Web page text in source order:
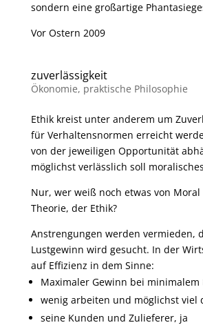
sondern eine großartige
Vor Ostern 2009
zuverlässigkeit
Ökonomie, praktische Philosophie
Ethik kreist unter anderem um
für Verhaltensnormen erreicht
von der jeweiligen Opportunität
möglichst verlässlich soll
Nur, wer weiß noch etwas von
Theorie, der Ethik?
Anstrengungen werden vermieden,
Lustgewinn wird gesucht. In der
auf Effizienz in dem Sinne:
Maximaler Gewinn bei minimalem
wenig arbeiten und möglichst viel
seine Kunden und Zulieferer, ja